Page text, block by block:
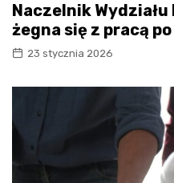
Naczelnik
żegna się z pracą
23 stycznia 2026